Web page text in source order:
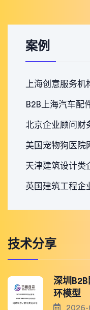
案例
上海创意服务机
B2B上海汽车配
北京企业顾问财
美国宠物狗医院
天津建筑设计类
英国建筑工程企
技术分享
深圳
环模型
2026-